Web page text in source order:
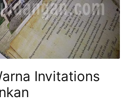
Invitations